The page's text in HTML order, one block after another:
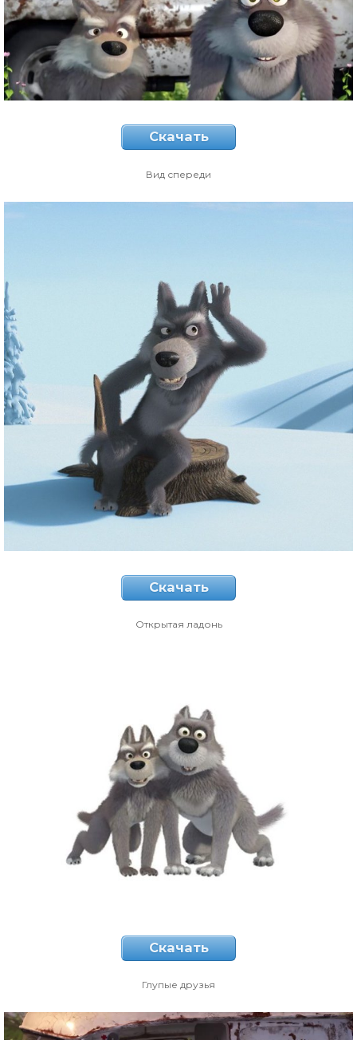
Скачать
Вид спереди
Скачать
Открытая ладонь
Скачать
Глупые друзья